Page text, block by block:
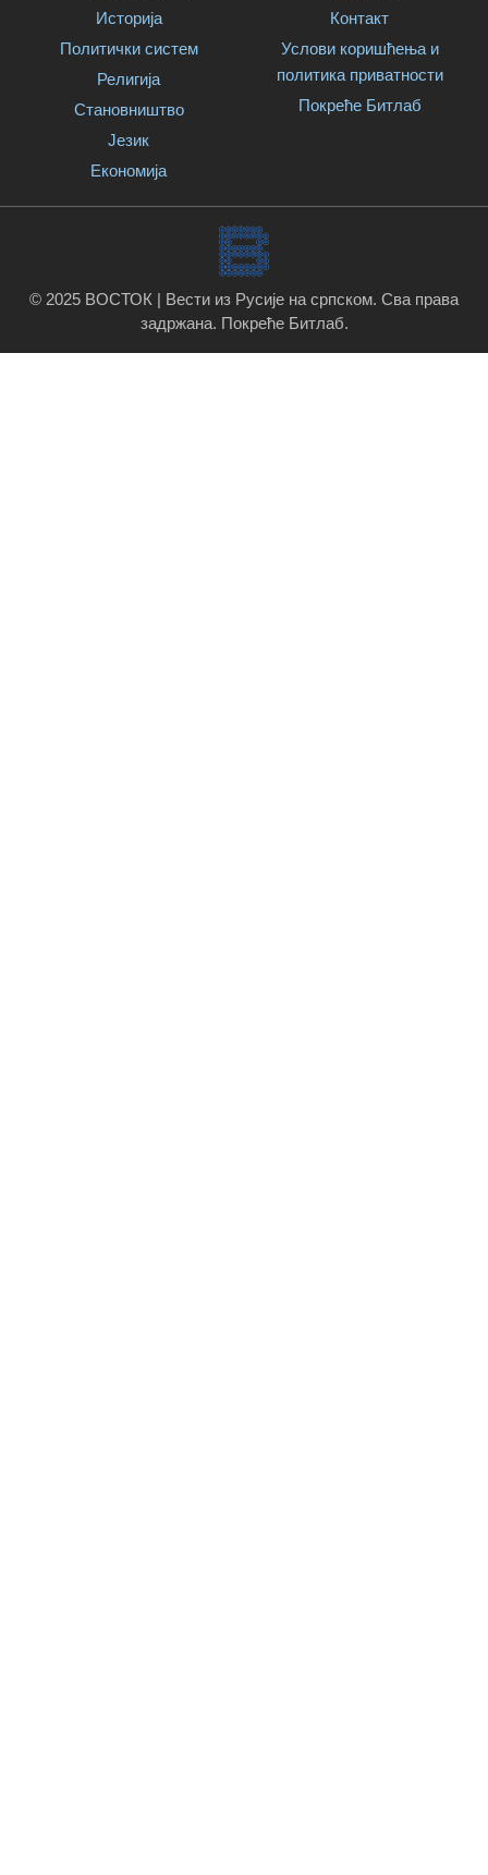
Историја
Политички систем
Религија
Становништво
Језик
Економија
Контакт
Услови коришћења и
политика приватности
Покреће Битлаб
© 2025 ВОСТОК | Вести из Русије на српском. Сва права
задржана. Покреће Битлаб.